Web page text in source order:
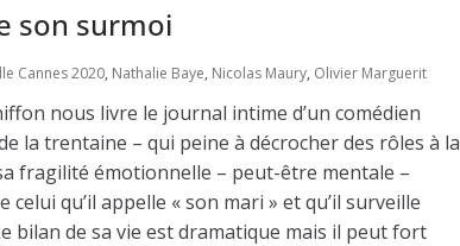
son surmoi
Cannes 2020, Nathalie Baye, Nicolas Maury, Olivier Marguerit
nous livre le journal intime d’un comédien
la trentaine – qui peine à décrocher des rôles à la
fragilité émotionnelle – peut-être mentale –
qu’il appelle « son mari » et qu’il surveille
bilan de sa vie est dramatique mais il peut fort